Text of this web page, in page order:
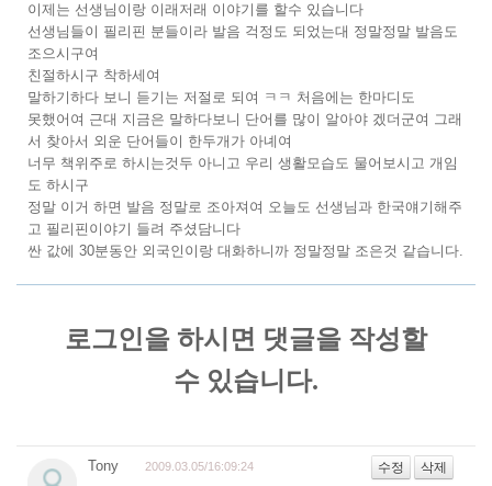
이제는 선생님이랑 이래저래 이야기를 할수 있습니다
선생님들이 필리핀 분들이라 발음 걱정도 되었는대 정말정말 발음도
조으시구여
친절하시구 착하세여
말하기하다 보니 듣기는 저절로 되여 ㅋㅋ 처음에는 한마디도
못했어여 근대 지금은 말하다보니 단어를 많이 알아야 겠더군여 그래
서 찾아서 외운 단어들이 한두개가 아녜여
너무 책위주로 하시는것두 아니고 우리 생활모습도 물어보시고 개임
도 하시구
정말 이거 하면 발음 정말로 조아져여 오늘도 선생님과 한국얘기해주
고 필리핀이야기 들려 주셨담니다
싼 값에 30분동안 외국인이랑 대화하니까 정말정말 조은것 같습니다.